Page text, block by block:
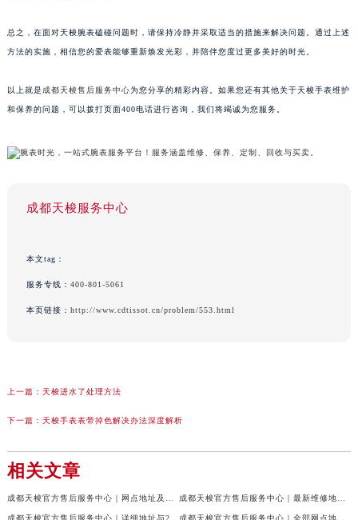
总之，在面对天梭腕表磕碰问题时，请保持冷静并采取适当的措施来解决问题。通过上述
方法的实施，相信您的爱表能够重新焕发光彩，并陪伴您度过更多美好的时光。
以上就是 成都天梭售后服务中心为您分享的精彩内容。如果您还有其他关于天梭手表维护
和保养的问题，可以拨打页面400电话进行咨询，我们将竭诚为您服务。
成都天梭服务中心
本文tag：
服务专线： 400-801-5061
本页链接： http://www.cdtissot.cn/problem/553.html
上一篇： 天梭进水了处理方法
下一篇： 天梭手表表带掉色解决办法深度解析
相关文章